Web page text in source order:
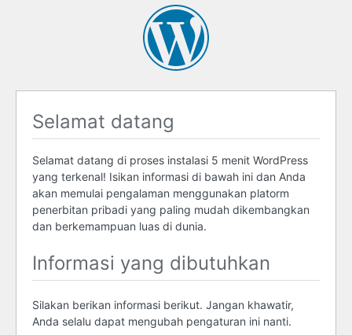
Selamat datang
Selamat datang di proses instalasi 5 menit WordPress
yang terkenal! Isikan informasi di bawah ini dan Anda
akan memulai pengalaman menggunakan platorm
penerbitan pribadi yang paling mudah dikembangkan
dan berkemampuan luas di dunia.
Informasi yang dibutuhkan
Silakan berikan informasi berikut. Jangan khawatir,
Anda selalu dapat mengubah pengaturan ini nanti.